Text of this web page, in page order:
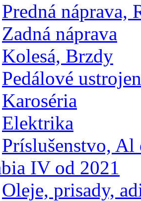
Predná náprava,
Zadná náprava
Kolesá, Brzdy
Pedálové
Karoséria
Elektrika
Príslušenstvo, Al
IV od 2021
Oleje, prisady,